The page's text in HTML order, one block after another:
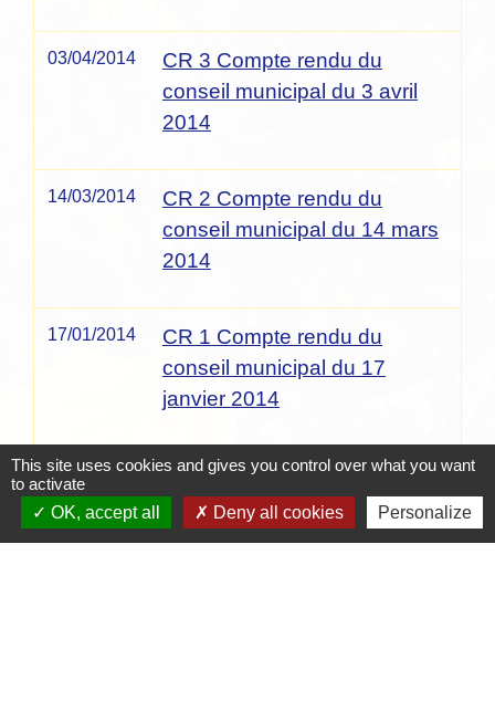
03/04/2014
CR 3 Compte rendu du
conseil municipal du 3 avril
2014
14/03/2014
CR 2 Compte rendu du
conseil municipal du 14 mars
2014
17/01/2014
CR 1 Compte rendu du
conseil municipal du 17
janvier 2014
1-2-3-4-5-6-7-8-9 -10-11-12-13
This site uses cookies and gives you control over what you want
to activate
OK, accept all
Deny all cookies Personalize